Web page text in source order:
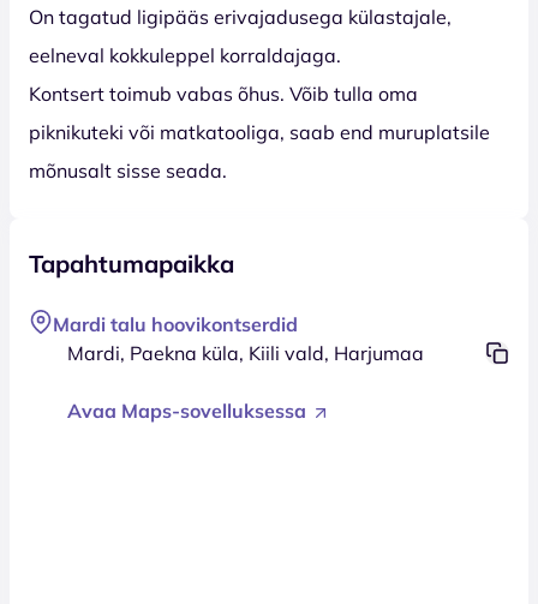
On tagatud ligipääs erivajadusega külastajale,
eelneval kokkuleppel korraldajaga.
Kontsert toimub vabas õhus. Võib tulla oma
piknikuteki või matkatooliga, saab end muruplatsile
mõnusalt sisse seada.
Tapahtumapaikka
Mardi talu hoovikontserdid
Mardi, Paekna küla, Kiili vald, Harjumaa
Avaa Maps-sovelluksessa